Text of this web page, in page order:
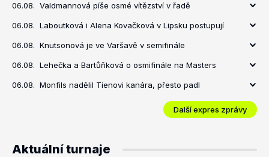
06.08. Valdmannová píše osmé vítězství v řadě
06.08. Laboutková i Alena Kovačková v Lipsku postupují
06.08. Knutsonová je ve Varšavě v semifinále
06.08. Lehečka a Bartůňková o osmifinále na Masters
06.08. Monfils nadělil Tienovi kanára, přesto padl
Další expres zprávy
Aktuální turnaje